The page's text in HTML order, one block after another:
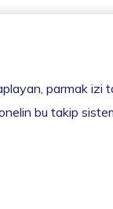
parmak izi
bu takip